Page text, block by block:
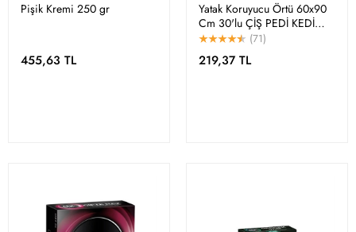
Pişik Kremi 250 gr
455,63 TL
Yatak Koruyucu Örtü 60x90
Cm 30'lu ÇİŞ PEDİ KEDİ
KÖPEK
(71)
219,37 TL